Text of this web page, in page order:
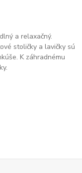
a relaxačný.
stoličky a lavičky sú
K záhradnému